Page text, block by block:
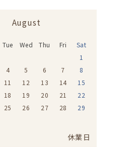
August
Tue Wed Thu Fri
Sat
1
4 5 6 7
8
11 12 13 14
15
18 19 20 21
22
25 26 27 28
29
休業日